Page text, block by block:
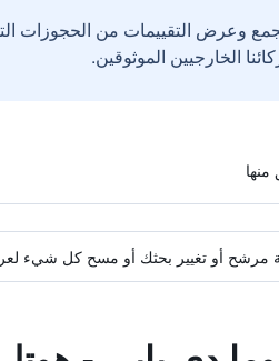
وعرض التقييمات من الحجوزات
مرشح أو تغيير بحثك أو مسح كل شيء